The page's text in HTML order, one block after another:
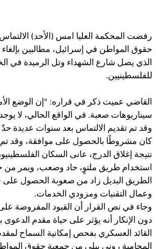
رفضت المحكمة العليا امس (الأحد)
حقوق المواطن في إسرائيل، مطالبين
الذي يصل شارع الشهداء وتل الرميدة في
للفلسطينيين.
القاضي عميت ذكر في قراره: "إن الوضع
سيناريوهات صعبة. في الواقع الحالي، لا
وقد تم تقديم الالتماس بعد سنوات عديدة حدّ
كان مشروطًا بالحصول على موافقة، وقد
نتيجة إغلاق الدرج، عانى السكان
استخدام طريق ملتوٍ، حاد وصعب، ويمر من
الطريق البديل زاد من صعوبة الحصول على
وعمال التقنيات ومزودي الخدمات.
وجاء في نص القرار أن القيود المفروضة
دون الإنكار أنه يؤثر على حياة مقدم
القائد العسكري بفحص إمكانية السماح
المحامية روني بيلي من جمعية حقوق